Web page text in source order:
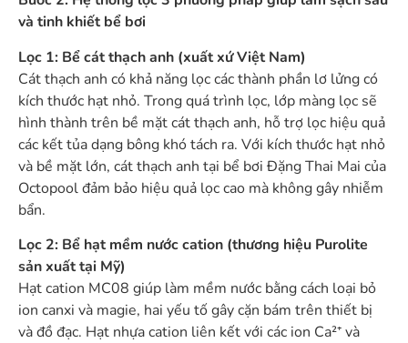
và tinh khiết bể bơi
Lọc 1: Bể cát thạch anh (xuất xứ Việt Nam)
Cát thạch anh có khả năng lọc các thành phần lơ lửng có
kích thước hạt nhỏ. Trong quá trình lọc, lớp màng lọc sẽ
hình thành trên bề mặt cát thạch anh, hỗ trợ lọc hiệu quả
các kết tủa dạng bông khó tách ra. Với kích thước hạt nhỏ
và bề mặt lớn, cát thạch anh tại bể bơi Đặng Thai Mai của
Octopool đảm bảo hiệu quả lọc cao mà không gây nhiễm
bẩn.
Lọc 2: Bể hạt mềm nước cation (thương hiệu Purolite
sản xuất tại Mỹ)
Hạt cation MC08 giúp làm mềm nước bằng cách loại bỏ
ion canxi và magie, hai yếu tố gây cặn bám trên thiết bị
và đồ đạc. Hạt nhựa cation liên kết với các ion Ca²⁺ và